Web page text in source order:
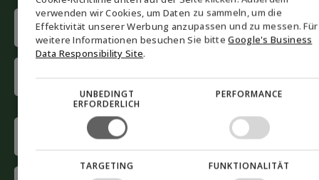
Name
(Required)
First
name
NORWEGIAN
SWEDISH
verwenden wir Cookies, um Daten zu sammeln, um die
Effektivität unserer Werbung anzupassen und zu messen. Für
weitere Informationen besuchen Sie bitteGoogle's Business
Data Responsibility Site.
UNBEDINGT
ERFORDERLICH
PERFORMANCE
TARGETING FUNKTIONALITÄT